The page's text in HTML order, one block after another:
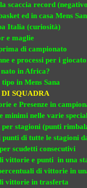
scaccia record
ed in casa Mens
Italia (curiosità)
e maglie
di campionato
e processi per i
in Africa?
in Mens Sana
SQUADRA
e Presenze in
minimi nelle varie
per stagioni (punti
di tutte le stagioni
scudetti consecutivi
vittorie e punti in una
di vittorie in
vittorie in trasferta